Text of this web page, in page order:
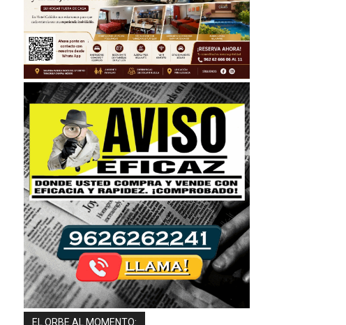
EL ORBE AL MOMENTO: